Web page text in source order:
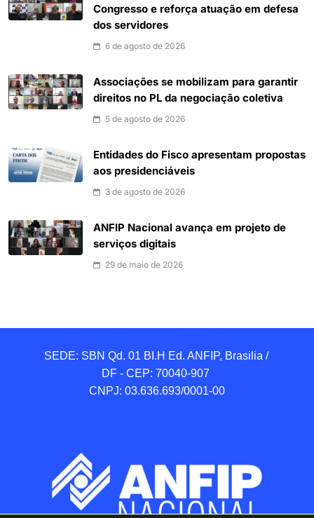
Congresso e reforça atuação em defesa
dos servidores
6 de agosto de 2026
Associações se mobilizam para garantir
direitos no PL da negociação coletiva
5 de agosto de 2026
Entidades do Fisco apresentam propostas
aos presidenciáveis
3 de agosto de 2026
ANFIP Nacional avança em projeto de
serviços digitais
29 de maio de 2026
SEDE: SBN Qd. 01 BI.H Ed. ANFIP, Brasilia /
DF - CEP: 70040-907
CNPJ: 03.636.693/0001-00